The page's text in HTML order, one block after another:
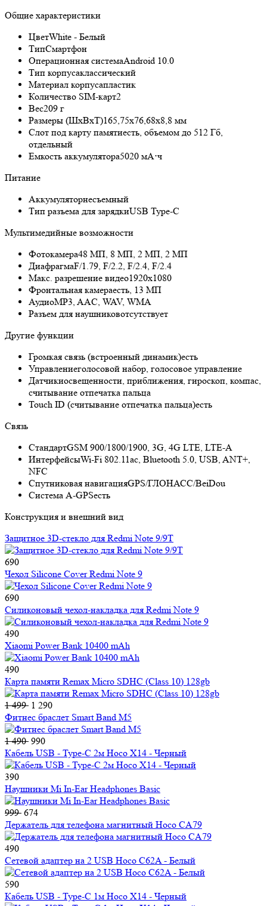
Общие характеристики
ЦветWhite - Белый
ТипСмартфон
Операционная системаAndroid 10.0
Тип корпусаклассический
Материал корпусапластик
Количество SIM-карт2
Вес209 г
Размеры (ШxВxТ)165,75х76,68х8,8 мм
Слот под карту памятиесть, объемом до 512 Гб,
отдельный
Емкость аккумулятора5020 мА⋅ч
Питание
Аккумуляторнесъемный
Тип разъема для зарядкиUSB Type-C
Мультимедийные возможности
Фотокамера48 МП, 8 МП, 2 МП, 2 МП
ДиафрагмаF/1.79, F/2.2, F/2.4, F/2.4
Макс. разрешение видео1920x1080
Фронтальная камераесть, 13 МП
АудиоMP3, AAC, WAV, WMA
Разъем для наушниковотсутствует
Другие функции
Громкая связь (встроенный динамик)есть
Управлениеголосовой набор, голосовое управление
Датчикиосвещенности, приближения, гироскоп, компас,
считывание отпечатка пальца
Touch ID (считывание отпечатка пальца)есть
Связь
СтандартGSM 900/1800/1900, 3G, 4G LTE, LTE-A
ИнтерфейсыWi-Fi 802.11ac, Bluetooth 5.0, USB, ANT+,
NFC
Спутниковая навигацияGPS/ГЛОНАСС/BeiDou
Cистема A-GPSесть
Конструкция и внешний вид
Защитное 3D-стекло для Redmi Note 9/9T
690
Чехол Silicone Cover Redmi Note 9
690
Силиконовый чехол-накладка для Redmi Note 9
490
Xiaomi Power Bank 10400 mAh
490
Карта памяти Remax Micro SDHC (Class 10) 128gb
1 499 1 290
Фитнес браслет Smart Band M5
1 490 990
Кабель USB - Type-C 2м Hoco X14 - Черный
390
Наушники Mi In-Ear Headphones Basic
999 674
Держатель для телефона магнитный Hoco CA79
490
Сетевой адаптер на 2 USB Hoco C62A - Белый
590
Кабель USB - Type-C 1м Hoco X14 - Черный